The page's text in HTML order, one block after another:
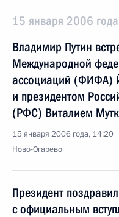
15 января 2006
Владимир Путин
Международной
ассоциаций (ФИФА)
и президентом
(РФС) Виталием
15 января 2006 года, 14:20
Ново-Огарево
Президент
с официальным